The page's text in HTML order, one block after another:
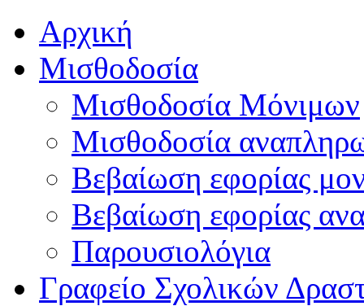
Αρχική
Μισθοδοσία
Μισθοδοσία Μόνιμων
Μισθοδοσία
Βεβαίωση εφορίας
Βεβαίωση εφορίας
Παρουσιολόγια
Γραφείο Σχολικών